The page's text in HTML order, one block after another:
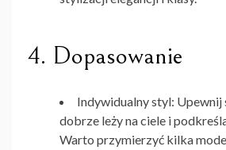
4. Dopasowanie
Indywidualny styl: Upewnij
dobrze leży na ciele i
Warto przymierzyć kilka